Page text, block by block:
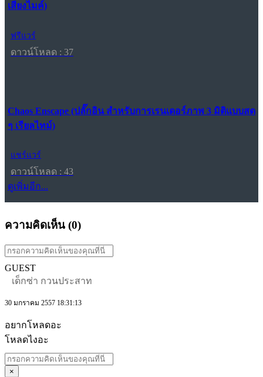
เสียงไมค์)
ฟรีแวร์
ดาวน์โหลด : 37
Chaos Enscape (ปลั๊กอิน สำหรับการเรนเดอร์ภาพ 3 มิติแบบสด
ๆ เรียลไทม์)
แชร์แวร์
ดาวน์โหลด : 43
ดูเพิ่มอีก...
ความคิดเห็น (0)
GUEST
เด็กซ่า กวนประสาท
30 มกราคม 2557 18:31:13
อยากโหลดอะ
โหลดไงอะ
×